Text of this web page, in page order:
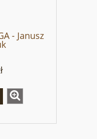
- Janusz